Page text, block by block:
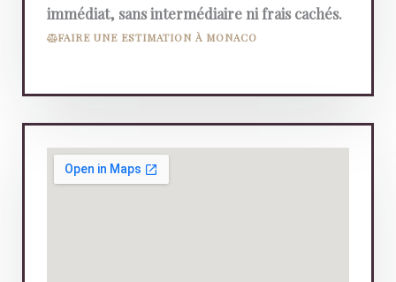
immédiat, sans intermédiaire ni frais cachés.
FAIRE UNE ESTIMATION À MONACO